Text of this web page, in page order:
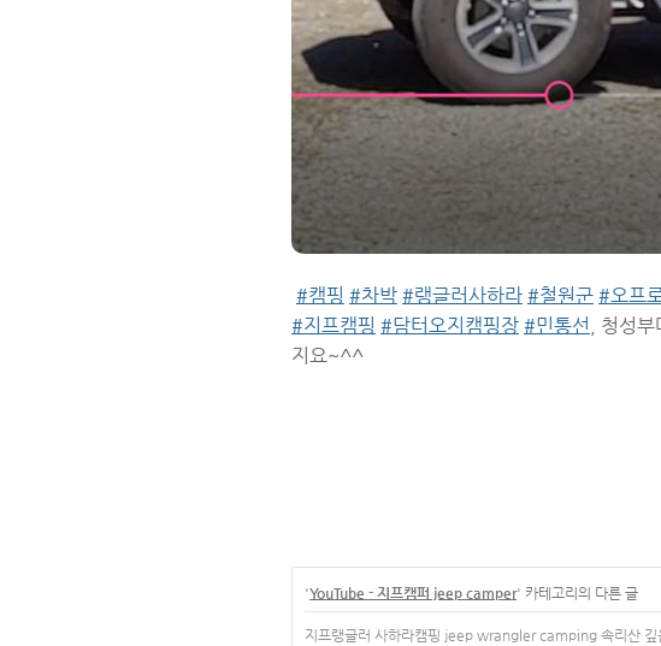
#캠핑 #차박 #랭글러사하라 #철원군 #오프
#지프캠핑 #담터오지캠핑장 #민통선 , 청성부
지요~^^
'YouTube - 지프캠퍼 jeep camper' 카테고리의 다른 글
지프랭글러 사하라캠핑 jeep wrangler camping 속리산